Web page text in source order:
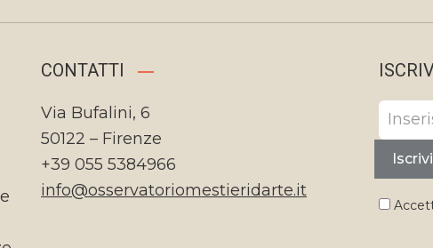
CONTATTI
Via Bufalini, 6
50122 – Firenze
+39 055 5384966
info@osservatoriomestieridarte.it